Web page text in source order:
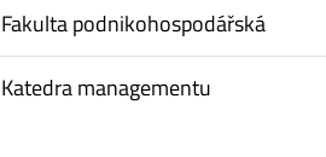
Fakulta podnikohospodářská
Katedra managementu